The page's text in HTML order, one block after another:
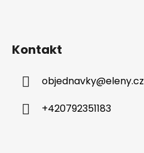
Kontakt
objednavky@eleny.cz
+420792351183